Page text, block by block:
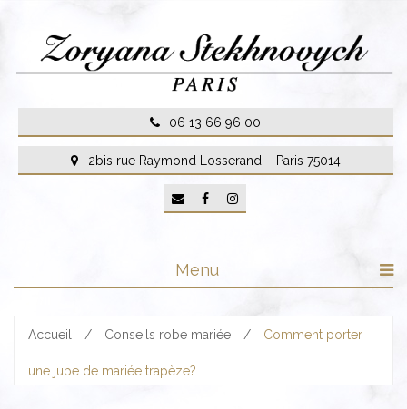
content
06 13 66 96 00
2bis rue Raymond Losserand – Paris 75014
Menu
Accueil / Conseils robe mariée / Comment porter
une jupe de mariée trapèze?